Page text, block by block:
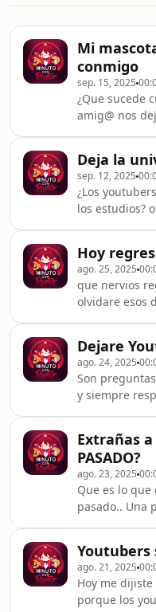
Mi
conmigo
sep. 15, 2025
¿Que sucede
amig@ nos
Deja la
sep. 12, 2025
¿Los
los estudios?
Hoy
ago. 25, 2025
que nervios
olvidare esos
peleaba con
tener
Dejare
ago. 24, 2025
Son
y siempre
Extrañas
PASADO?
ago. 23, 2025
Que es lo que
pasado.. Una
presente
Youtubers
ago. 21, 2025
Hoy me
porque los